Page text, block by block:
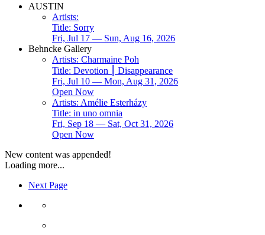
AUSTIN
Artists:
Title: Sorry
Fri, Jul 17 — Sun, Aug 16, 2026
Behncke Gallery
Artists: Charmaine Poh
Title: Devotion ⎮ Disappearance
Fri, Jul 10 — Mon, Aug 31, 2026
Open Now
Artists: Amélie Esterházy
Title: in uno omnia
Fri, Sep 18 — Sat, Oct 31, 2026
Open Now
New content was appended!
Loading more...
Next Page